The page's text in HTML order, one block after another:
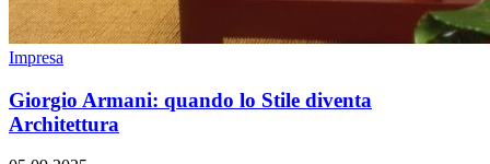
Impresa
Giorgio Armani: quando lo Stile diventa
Architettura